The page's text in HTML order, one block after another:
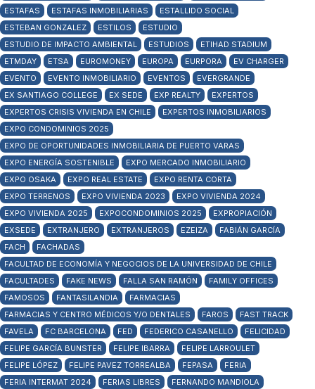
ESTAFAS
ESTAFAS INMOBILIARIAS
ESTALLIDO SOCIAL
ESTEBAN GONZALEZ
ESTILOS
ESTUDIO
ESTUDIO DE IMPACTO AMBIENTAL
ESTUDIOS
ETIHAD STADIUM
ETMDAY
ETSA EUROMONEY EUROPA EURPORA
EV CHARGER
EVENTO
EVENTO INMOBILIARIO EVENTOS
EVERGRANDE
EX SANTIAGO COLLEGE
EX SEDE EXP REALTY
EXPERTOS
EXPERTOS CRISIS VIVIENDA EN CHILE
EXPERTOS INMOBILIARIOS
EXPO CONDOMINIOS 2025
EXPO DE OPORTUNIDADES INMOBILIARIA DE PUERTO VARAS
EXPO ENERGÍA SOSTENIBLE
EXPO MERCADO INMOBILIARIO
EXPO OSAKA
EXPO REAL ESTATE
EXPO RENTA CORTA
EXPO TERRENOS
EXPO VIVIENDA 2023
EXPO VIVIENDA 2024
EXPO VIVIENDA 2025
EXPOCONDOMINIOS 2025
EXPROPIACIÓN
EXSEDE
EXTRANJERO EXTRANJEROS EZEIZA
FABIÁN GARCÍA
FACH
FACHADAS
FACULTAD DE ECONOMÍA Y NEGOCIOS DE LA UNIVERSIDAD DE CHILE
FACULTADES
FAKE NEWS FALLA SAN RAMÓN
FAMILY OFFICES
FAMOSOS
FANTASILANDIA
FARMACIAS
FARMACIAS Y CENTRO MÉDICOS Y/O DENTALES
FAROS
FAST TRACK
FAVELA
FC BARCELONA FED FEDERICO CASANELLO
FELICIDAD
FELIPE GARCÍA BUNSTER
FELIPE IBARRA
FELIPE LARROULET
FELIPE LÓPEZ
FELIPE PAVEZ TORREALBA FEPASA
FERIA
FERIA INTERMAT 2024
FERIAS LIBRES
FERNANDO MANDIOLA